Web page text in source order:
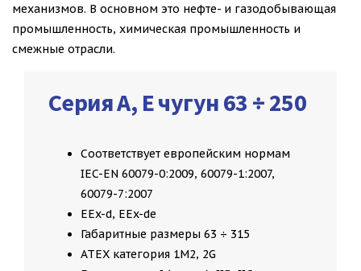
механизмов. В основном это нефте- и газодобывающая
промышленность, химическая промышленность и
смежные отрасли.
Серия А, Е чугун 63 ÷ 250
Соответствует европейским нормам
IEC-EN 60079-0:2009, 60079-1:2007,
60079-7:2007
EEx-d, EEx-de
Габаритные размеры 63 ÷ 315
ATEX категория 1M2, 2G